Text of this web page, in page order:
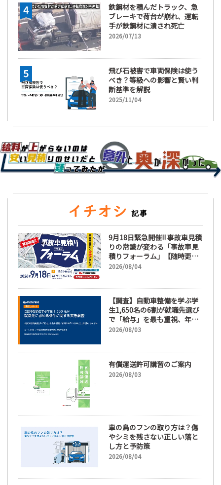
鉄鋼材を積んだトラック、急
ブレーキで荷台が崩れ、運転
手が鉄鋼材に潰され死亡
2026/07/13
飛び石被害で車両保険は使う
べき？等級への影響と賢い判
断基準を解説
2025/11/04
9月18日緊急開催!! 事故車見積
りの常識が変わる「事故車見
積りフォーラム」【随時更
新】
2026/08/04
【調査】自動車整備を学ぶ学
生1,650名の6割が就職先選び
で「給与」を最も重視、年間
休日「110日以上」希望も
2026/08/03
有償運送許可講習のご案内
2026/08/03
車の鳥のフンの取り方は？傷
やシミを残さない正しい落と
し方と予防策
2026/08/04